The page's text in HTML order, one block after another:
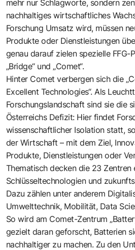
mehr nur Schlagworte, sondern
nachhaltiges wirtschaftliches
Forschung Umsatz wird, müssen
Produkte oder Dienstleistungen
genau darauf zielen spezielle FFG-
„Bridge“ und „Comet“.
Hinter Comet verbergen sich die
Excellent Technologies“. Als
Forschungslandschaft sind sie die
Österreichs Defizit: Hier findet
wissenschaftlicher Isolation statt,
der Wirtschaft – mit dem Ziel,
Produkte, Dienstleistungen oder
Thematisch decken die 23 Zentren
Schlüsseltechnologien und
Dazu zählen unter anderem
Umwelttechnik, Mobilität, Data
So wird am Comet-Zentrum
gezielt daran geforscht, Batterien
nachhaltiger zu machen. Zu den